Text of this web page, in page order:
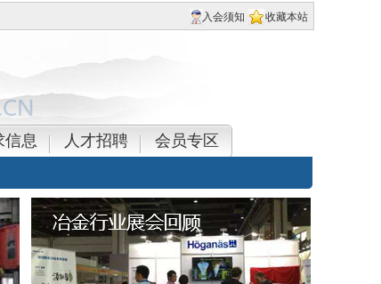
入会须知 收藏本站
信息 人才招聘 会员专区